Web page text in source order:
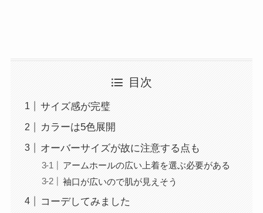
目次
サイズ感が完璧
カラーは5色展開
オーバーサイズが故に注意する点も
アームホールの広い上着を選ぶ必要がある
袖口が広いので肌が見えそう
コーデしてみました